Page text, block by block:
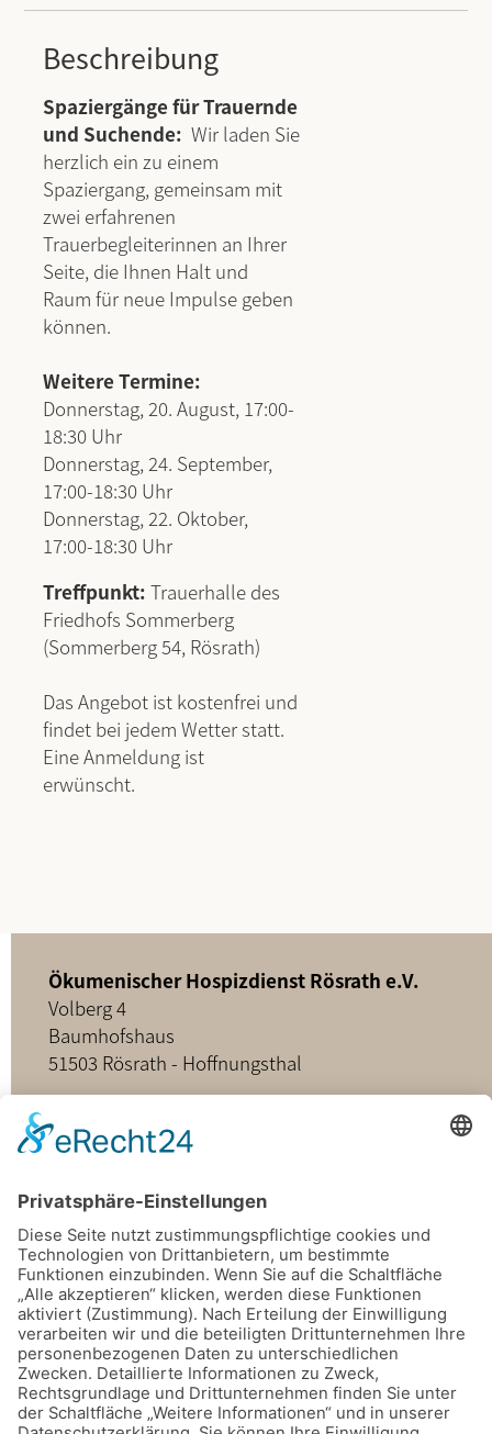
Beschreibung
Spaziergänge für Trauernde
und Suchende:Wir laden Sie
herzlich ein zu einem
Spaziergang, gemeinsam mit
zwei erfahrenen
Trauerbegleiterinnen an Ihrer
Seite, die Ihnen Halt und
Raum für neue Impulse geben
können.
Weitere Termine:
Donnerstag, 20. August, 17:00-
18:30 Uhr
Donnerstag, 24. September,
17:00-18:30 Uhr
Donnerstag, 22. Oktober,
17:00-18:30 Uhr
Treffpunkt: Trauerhalle des
Friedhofs Sommerberg
(Sommerberg 54, Rösrath)
Das Angebot ist kostenfrei und
findet bei jedem Wetter statt.
Eine Anmeldung ist
erwünscht.
Ökumenischer Hospizdienst Rösrath e.V.
Volberg 4
Baumhofshaus
51503 Rösrath - Hoffnungsthal
02205 - 898349
buero@hospizdienst-roesrath.de
Home
Datenschutz
Impressum
Mitmachen
Satzung